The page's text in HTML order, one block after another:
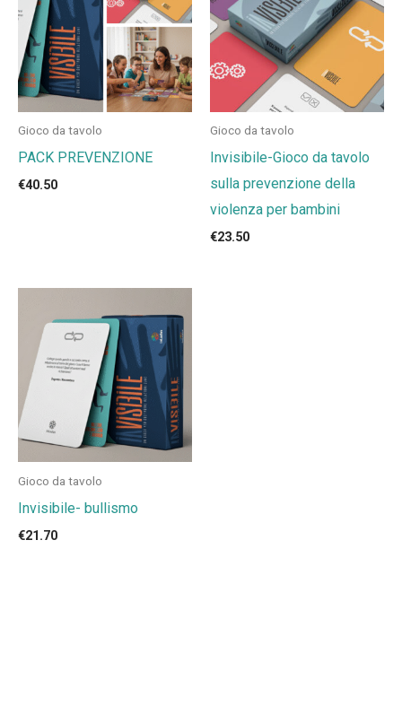
Gioco da tavolo
PACK PREVENZIONE
€40.50
Gioco da tavolo
Invisibile-Gioco da tavolo
sulla prevenzione della
violenza per bambini
€23.50
Gioco da tavolo
Invisibile- bullismo
€21.70